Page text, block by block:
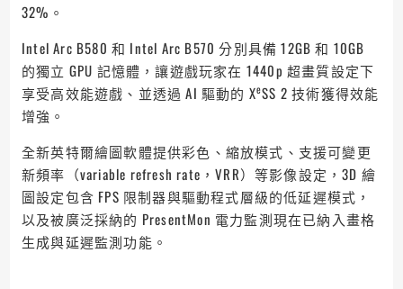
32%。
Intel Arc B580 和 Intel Arc B570 分別具備 12GB 和 10GB
的獨立 GPU 記憶體，讓遊戲玩家在 1440p 超畫質設定下
享受高效能遊戲、並透過 AI 驅動的 XeSS 2 技術獲得效能
增強。
全新英特爾繪圖軟體提供彩色、縮放模式、支援可變更
新頻率（variable refresh rate，VRR）等影像設定，3D 繪
圖設定包含 FPS 限制器與驅動程式層級的低延遲模式，
以及被廣泛採納的 PresentMon 電力監測現在已納入畫格
生成與延遲監測功能。